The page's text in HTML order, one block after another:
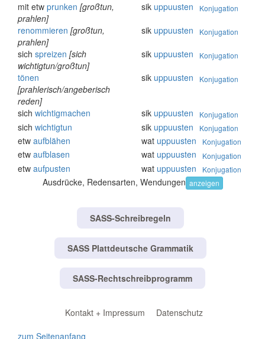
mit etw prunken [großtun,
prahlen]
sik uppuusten Konjugation
renommieren [großtun,
prahlen]
sik uppuusten Konjugation
sich spreizen [sich
wichtigtun/großtun]
sik uppuusten Konjugation
tönen
[prahlerisch/angeberisch
reden]
sik uppuusten Konjugation
sich wichtigmachen sik uppuusten Konjugation
sich wichtigtun sik uppuusten Konjugation
etw aufblähen wat uppuusten Konjugation
etw aufblasen wat uppuusten Konjugation
etw aufpusten wat uppuusten Konjugation
Ausdrücke, Redensarten, Wendungen anzeigen
SASS-Schreibregeln
SASS Plattdeutsche Grammatik
SASS-Rechtschreibprogramm
Kontakt + Impressum
Datenschutz
zum Seitenanfang